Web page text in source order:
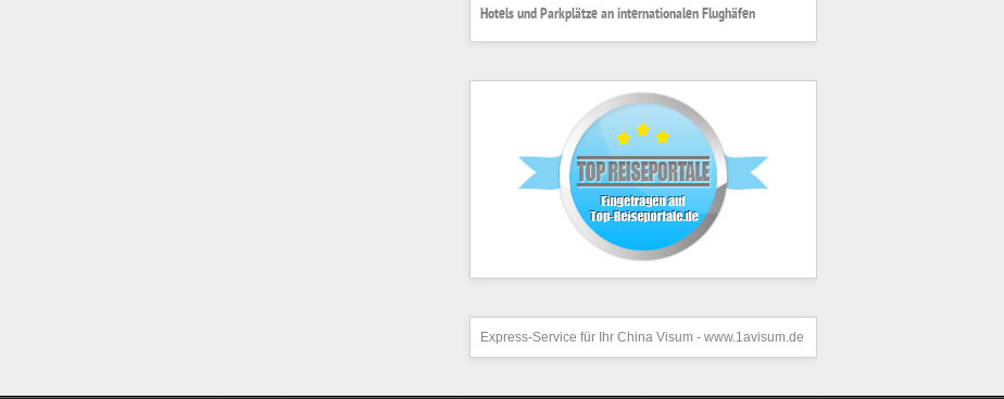
Hotels und Parkplätze an internationalen Flughäfen
Express-Service für Ihr China Visum - www.1avisum.de